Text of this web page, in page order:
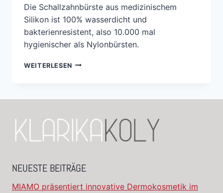
Die Schallzahnbürste aus medizinischem
Silikon ist 100% wasserdicht und
bakterienresistent, also 10.000 mal
hygienischer als Nylonbürsten.
WEITERLESEN
NEUESTE BEITRÄGE
MIAMO präsentiert innovative Dermokosmetik im